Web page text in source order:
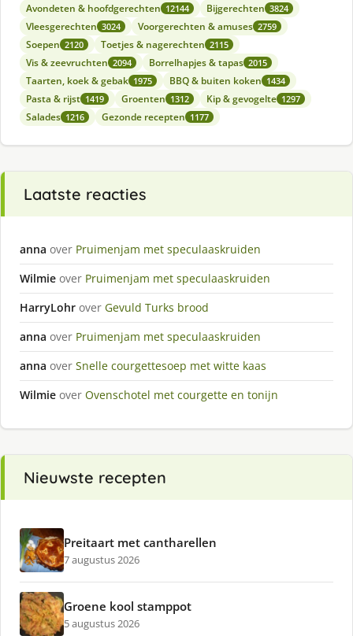
Avondeten & hoofdgerechten 12144 Bijgerechten 3824
Vleesgerechten 3024 Voorgerechten & amuses 2759
Soepen 2120 Toetjes & nagerechten 2115
Vis & zeevruchten 2094 Borrelhapjes & tapas 2015
Taarten, koek & gebak 1975 BBQ & buiten koken 1434
Pasta & rijst 1419 Groenten 1312 Kip & gevogelte 1297
Salades 1216 Gezonde recepten 1177
Laatste reacties
anna over Pruimenjam met speculaaskruiden
Wilmie over Pruimenjam met speculaaskruiden
HarryLohr over Gevuld Turks brood
anna over Pruimenjam met speculaaskruiden
anna over Snelle courgettesoep met witte kaas
Wilmie over Ovenschotel met courgette en tonijn
Nieuwste recepten
Preitaart met cantharellen
7 augustus 2026
Groene kool stamppot
5 augustus 2026